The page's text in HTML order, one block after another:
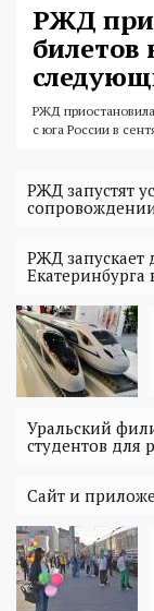
РЖД
билетов
РЖД
с юга России в
РЖД запустят
РЖД запускает
Екатеринбурга
Уральский
студентов для
Сайт и